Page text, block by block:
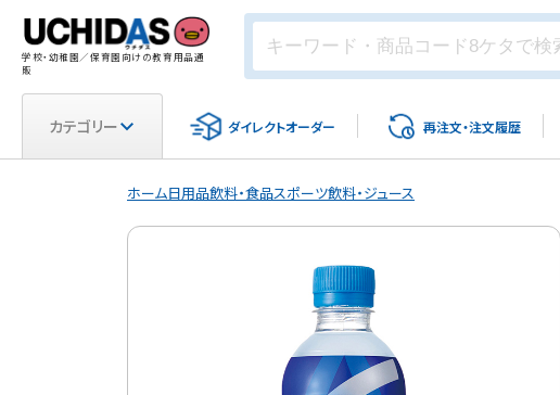
学校・幼稚園／保育園向けの教育用品通
販
カテゴリー ダイレクトオーダー 再注文・注文履歴
ホーム日用品飲料・食品スポーツ飲料・ジュース